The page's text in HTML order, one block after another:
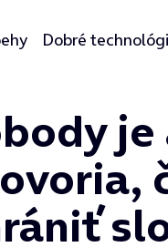
Dobré